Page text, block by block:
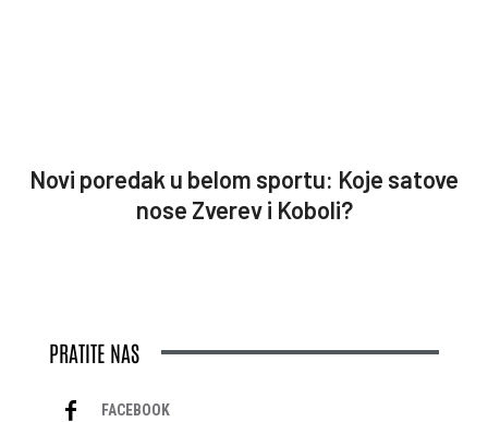
Novi poredak u belom sportu: Koje satove
nose Zverev i Koboli?
PRATITE NAS
FACEBOOK